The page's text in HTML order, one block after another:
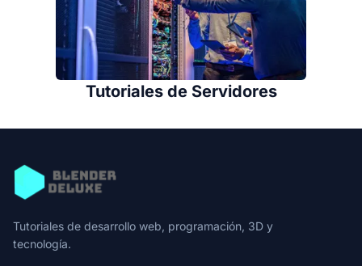
Tutoriales de Servidores
Tutoriales de desarrollo web, programación, 3D y
tecnología.